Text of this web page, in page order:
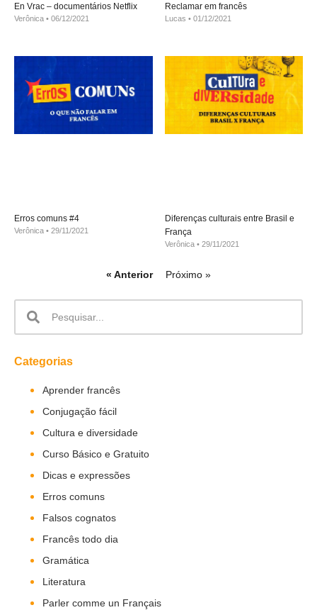
En Vrac – documentários Netflix
Verônica 06/12/2021
Reclamar em francês
Lucas 01/12/2021
Erros comuns #4
Verônica 29/11/2021
Diferenças culturais entre Brasil e
França
Verônica 29/11/2021
« Anterior Próximo »
Categorias
Aprender francês
Conjugação fácil
Cultura e diversidade
Curso Básico e Gratuito
Dicas e expressões
Erros comuns
Falsos cognatos
Francês todo dia
Gramática
Literatura
Parler comme un Français